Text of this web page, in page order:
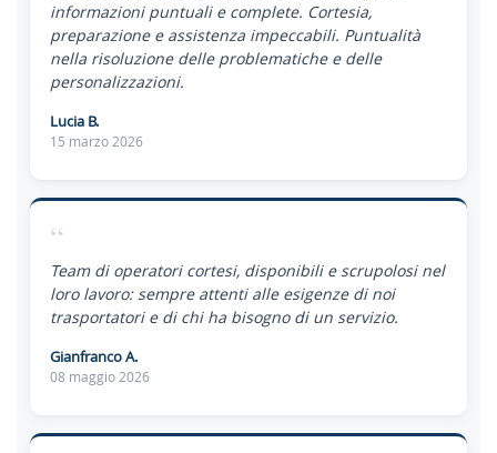
informazioni puntuali e complete. Cortesia,
preparazione e assistenza impeccabili. Puntualità
nella risoluzione delle problematiche e delle
personalizzazioni.
Lucia B.
15 marzo 2026
“
Team di operatori cortesi, disponibili e scrupolosi nel
loro lavoro: sempre attenti alle esigenze di noi
trasportatori e di chi ha bisogno di un servizio.
Gianfranco A.
08 maggio 2026